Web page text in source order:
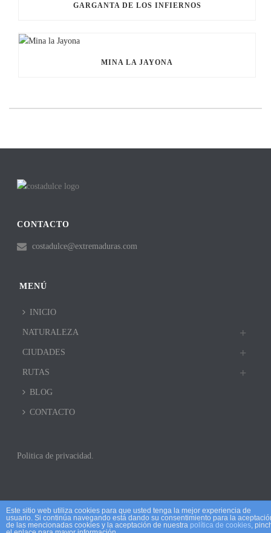
GARGANTA DE LOS INFIERNOS
MINA LA JAYONA
CONTACTO
costadulce@extremaduras.com
MENÚ
INICIO
NATURALEZA
CIUDADES
RUTAS
BLOG
CONTACTO
Politica de privacidad.
Este sitio web utiliza cookies para que usted tenga la mejor experiencia de
usuario. Si continúa navegando está dando su consentimiento para la
de las mencionadas cookies y la aceptación de nuestra política de cookies,